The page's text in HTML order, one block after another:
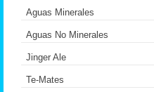
Aguas Minerales
Aguas No Minerales
Jinger Ale
Te-Mates